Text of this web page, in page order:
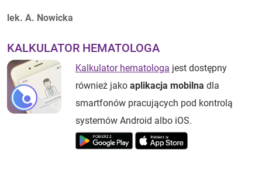
Autorzy:
lek. A. Nowicka
KALKULATOR HEMATOLOGA
Kalkulator hematologa jest dostępny
również jako aplikacja mobilna dla
smartfonów pracujących pod kontrolą
systemów Android albo iOS.